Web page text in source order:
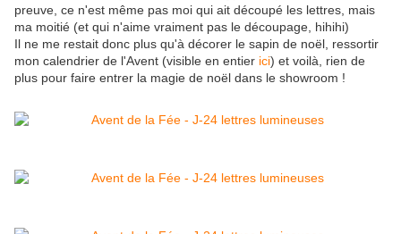
preuve, ce n'est même pas moi qui ait découpé les lettres, mais
ma moitié (et qui n'aime vraiment pas le découpage, hihihi)
Il ne me restait donc plus qu'à décorer le sapin de noël, ressortir
mon calendrier de l'Avent (visible en entier ici) et voilà, rien de
plus pour faire entrer la magie de noël dans le showroom !